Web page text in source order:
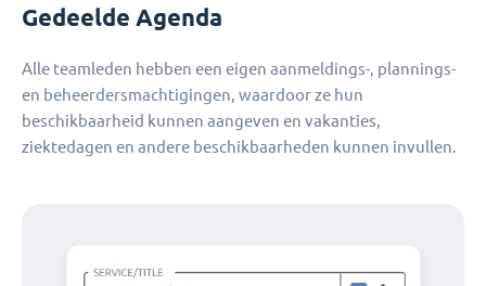
Gedeelde Agenda
Alle teamleden hebben een eigen aanmeldings-, plannings-
en beheerdersmachtigingen, waardoor ze hun
beschikbaarheid kunnen aangeven en vakanties,
ziektedagen en andere beschikbaarheden kunnen invullen.